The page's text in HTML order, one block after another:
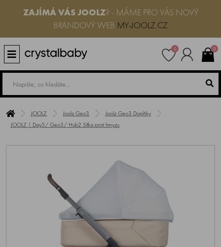
ZAJÍMÁ VÁS JOOLZ? - MÁME PRO VÁS NOVÝ
BRANDOVÝ WEB MY-JOOLZ.CZ
0 0
JOOLZ Joolz Geo3
Joolz Geo3 Doplňky
JOOLZ | Day5/ Geo3/ Hub2 Síťka proti hmyzu